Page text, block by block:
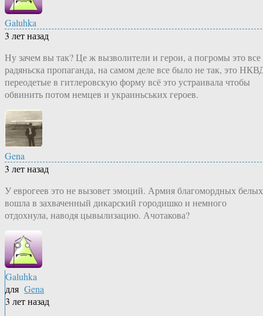
Galuhka
3 лет назад
Ну зачем вы так? Це ж вызволители и герои, а погромы это все
радяньска пропаганда, на самом деле все было не так, это
переодетые в гитлеровскую форму всё это устраивала чтобы
обвинить потом немцев и украиньських героев.
Gena
3 лет назад
У еврогеев это не вызовет эмоций. Армия благомордных белых
вошла в захваченный дикарский городишко и немного
отдохнула, наводя цывылизацию. Ачотакова?
Galuhka
для Gena
3 лет назад